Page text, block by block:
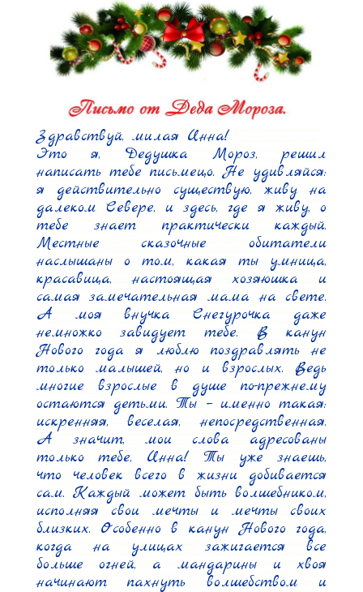
Здравствуй, милая Инна!
Это я, Дедушка Мороз, решил
написать тебе письмецо. Не удивляйся:
я действительно существую, живу на
далеком Севере, и здесь, где я живу, о
тебе знает практически каждый.
Местные сказочные обитатели
наслышаны о том, какая ты умница,
красавица, настоящая хозяюшка и
самая замечательная мама на свете.
А моя внучка Снегурочка даже
немножко завидует тебе. В канун
Нового года я люблю поздравлять не
только малышей, но и взрослых. Ведь
многие взрослые в душе по-прежнему
остаются детьми. Ты – именно такая:
искренняя, веселая, непосредственная.
А значит, мои слова адресованы
только тебе, Инна! Ты уже знаешь,
что человек всего в жизни добивается
сам. Каждый может быть волшебником,
исполняя свои мечты и мечты своих
близких. Особенно в канун Нового года,
когда на улицах зажигается все
больше огней, а мандарины и хвоя
начинают пахнуть волшебством и